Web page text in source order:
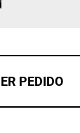
PEDIDO